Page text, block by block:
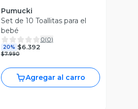
Pumucki
Set de 10 Toallitas para el
bebé
0(0)
20% $6.392
$7.990
Agregar al carro